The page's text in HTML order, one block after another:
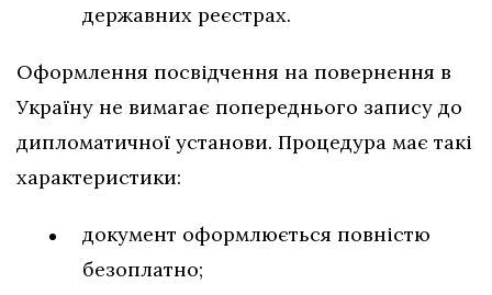
державних реєстрах.
Оформлення посвідчення на повернення в
Україну не вимагає попереднього запису до
дипломатичної установи. Процедура має такі
характеристики:
документ оформлюється повністю
безоплатно;